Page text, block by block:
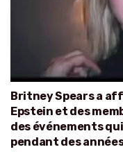
Britney Spears a
Epstein et des
des événements
pendant des